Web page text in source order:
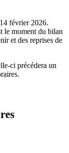
février 2026.
le moment du bilan
et des reprises de
ci précédera un